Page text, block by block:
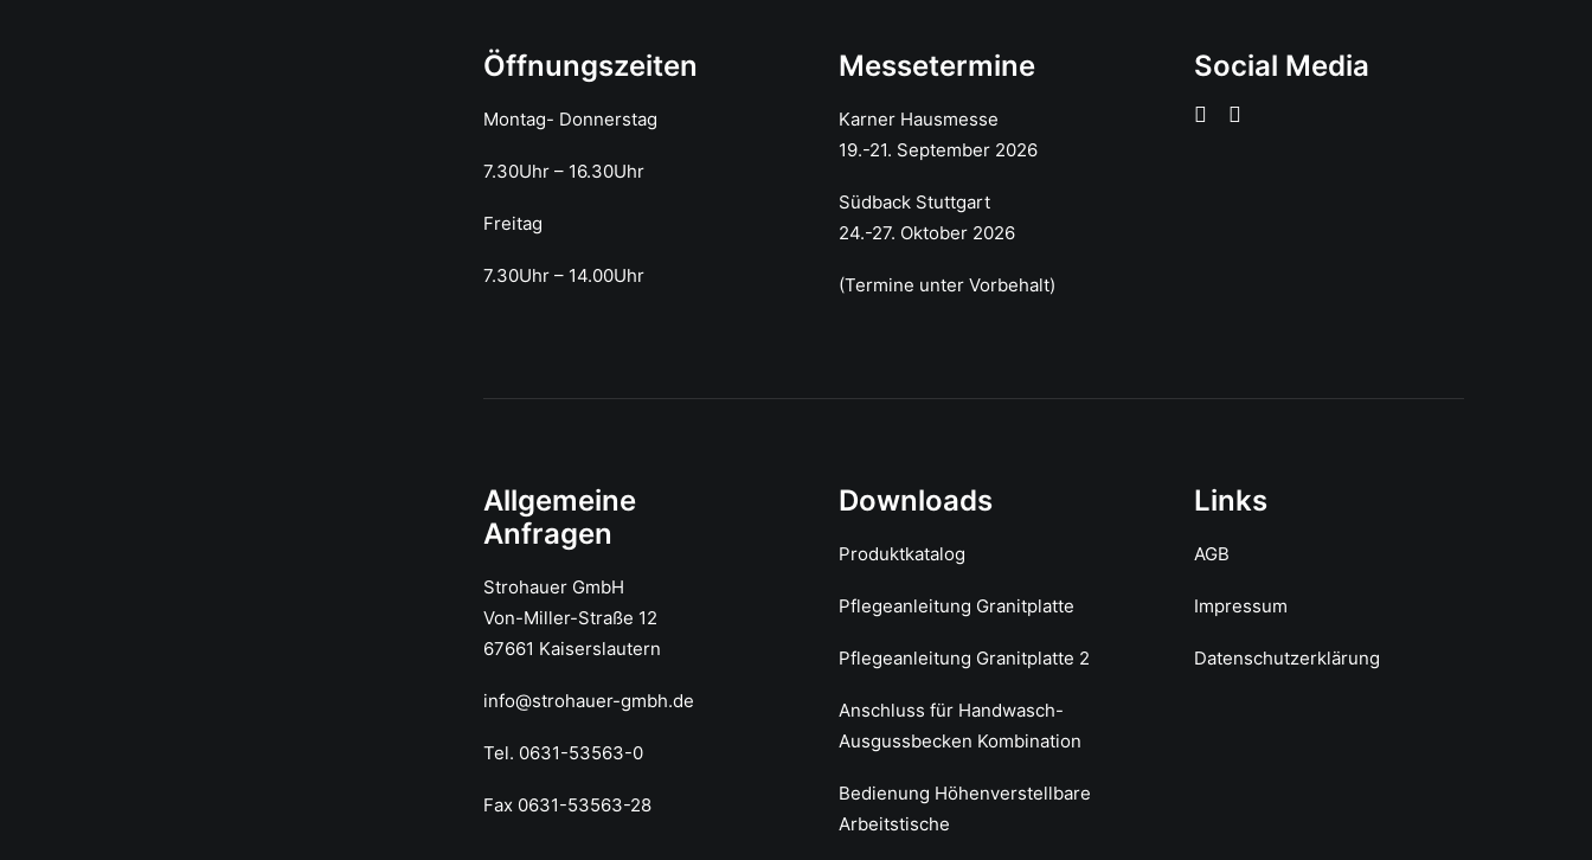
Öffnungszeiten
Montag- Donnerstag
7.30Uhr – 16.30Uhr
Freitag
7.30Uhr – 14.00Uhr
Messetermine
Karner Hausmesse
19.-21. September 2026
Südback Stuttgart
24.-27. Oktober 2026
(Termine unter Vorbehalt)
Social Media
Allgemeine
Anfragen
Strohauer GmbH
Von-Miller-Straße 12
67661 Kaiserslautern
info@strohauer-gmbh.de
Tel. 0631-53563-0
Fax 0631-53563-28
Downloads
Produktkatalog
Pflegeanleitung Granitplatte
Pflegeanleitung Granitplatte 2
Anschluss für Handwasch-
Ausgussbecken Kombination
Bedienung Höhenverstellbare
Arbeitstische
Links
AGB
Impressum
Datenschutzerklärung